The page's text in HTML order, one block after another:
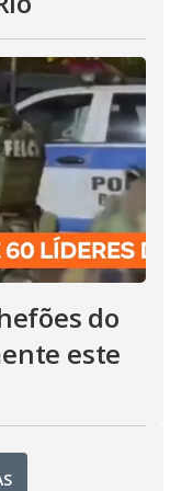
do
este